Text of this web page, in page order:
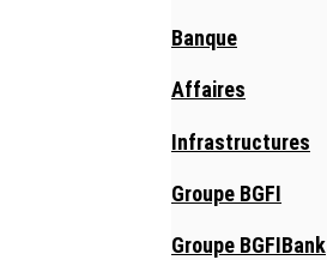
Banque
Affaires
Infrastructures
Groupe BGFI
Groupe BGFIBank